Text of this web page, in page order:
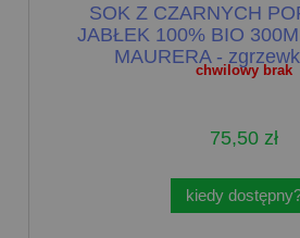
chwilowy brak
SOK Z CZARNYCH
JABŁEK 100% BIO
MAURERA -
75,50 zł
kiedy